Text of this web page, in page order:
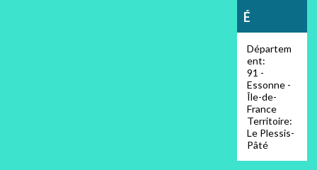
É
Départem
ent:
91 -
Essonne -
Île-de-
France
Territoire:
Le Plessis-
Pâté